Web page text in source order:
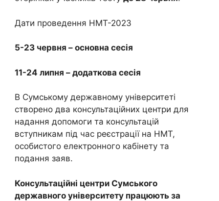
Дати проведення НМТ-2023
5-23 червня – основна сесія
11-24 липня – додаткова сесія
В Сумському державному університеті
створено два консультаційних центри для
надання допомоги та консультацій
вступникам під час реєстрації на НМТ,
особистого електронного кабінету та
подання заяв.
Консультаційні центри Сумського
державного університету працюють за